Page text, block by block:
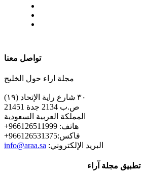
تواصل معنا
مجلة اراء حول الخليج
٣٠ شارع راية الإتحاد (١٩)
ص.ب 2134 جدة 21451
المملكة العربية السعودية
+هاتف: 966126511999
+فاكس:966126531375
info@araa.sa :البريد الإلكتروني
تطبيق مجلة آراء